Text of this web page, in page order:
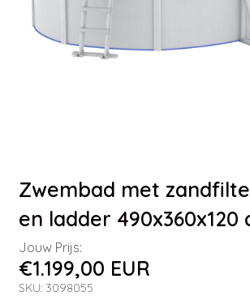
Zwembad met
en ladder 490x360x120
Jouw Prijs:
€1.199,00 EUR
SKU: 3098055